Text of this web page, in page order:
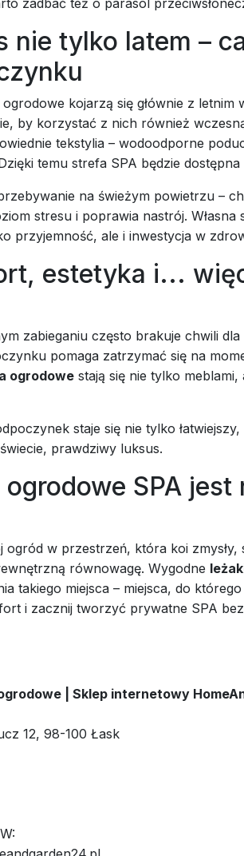
nie tylko latem –
kojarzą się głównie z
by korzystać z nich również
tekstylia – wodoodporne
temu strefa SPA będzie
na świeżym powietrzu –
stresu i poprawia nastrój.
przyjemność, ale i inwestycja w
estetyka i...
zabieganiu często brakuje chwili dla
pomaga zatrzymać się na
ogrodowe stają się nie tylko
staje się nie tylko
prawdziwy luksus.
ogrodowe SPA
ogród w przestrzeń, która koi
równowagę. Wygodne
takiego miejsca – miejsca, do
i zacznij tworzyć prywatne SPA
| Sklep internetowy
12, 98-100 Łask